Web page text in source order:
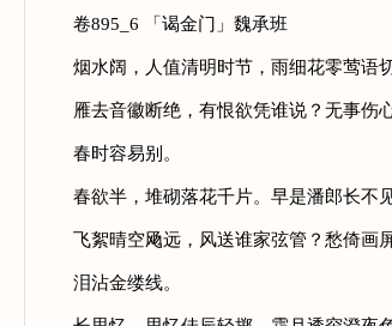
卷895_6 「谒金门」魏承班
烟水阔，人值清明时节，雨细花零莺语
雁去音徽断绝，有恨欲凭谁说？无事伤心
春时容易别。
春欲半，堆砌落花千片。早是潘郎长不
飞絮晴空飏远，风送谁家弦管？愁倚画屏
泪沾金缕线。